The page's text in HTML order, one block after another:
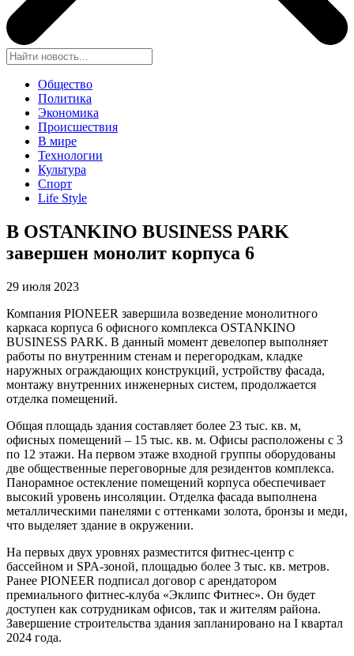
Общество
Политика
Экономика
Происшествия
В мире
Технологии
Культура
Спорт
Life Style
В OSTANKINO BUSINESS PARK
завершен монолит корпуса 6
29 июля 2023
Компания PIONEER завершила возведение монолитного
каркаса корпуса 6 офисного комплекса OSTANKINO
BUSINESS PARK. В данный момент девелопер выполняет
работы по внутренним стенам и перегородкам, кладке
наружных ограждающих конструкций, устройству фасада,
монтажу внутренних инженерных систем, продолжается
отделка помещений.
Общая площадь здания составляет более 23 тыс. кв. м,
офисных помещений – 15 тыс. кв. м. Офисы расположены с 3
по 12 этажи. На первом этаже входной группы оборудованы
две общественные переговорные для резидентов комплекса.
Панорамное остекление помещений корпуса обеспечивает
высокий уровень инсоляции. Отделка фасада выполнена
металлическими панелями с оттенками золота, бронзы и меди,
что выделяет здание в окружении.
На первых двух уровнях разместится фитнес-центр с
бассейном и SPA-зоной, площадью более 3 тыс. кв. метров.
Ранее PIONEER подписал договор с арендатором
премиального фитнес-клуба «Эклипс Фитнес». Он будет
доступен как сотрудникам офисов, так и жителям района.
Завершение строительства здания запланировано на I квартал
2024 года.